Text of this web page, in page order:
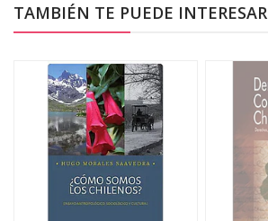
TAMBIÉN TE PUEDE INTERESAR